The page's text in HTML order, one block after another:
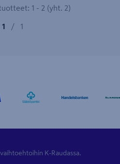
1 - 2 (yht. 2)
1 / 1
K-Raudassa.